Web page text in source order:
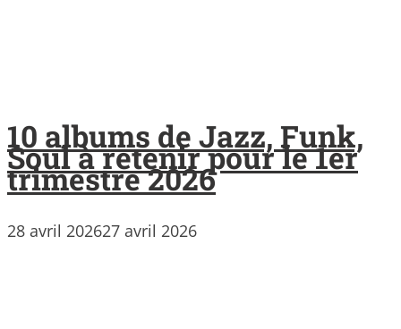
10 albums de Jazz, Funk,
Soul à retenir pour le 1er
trimestre 2026
28 avril 202627 avril 2026